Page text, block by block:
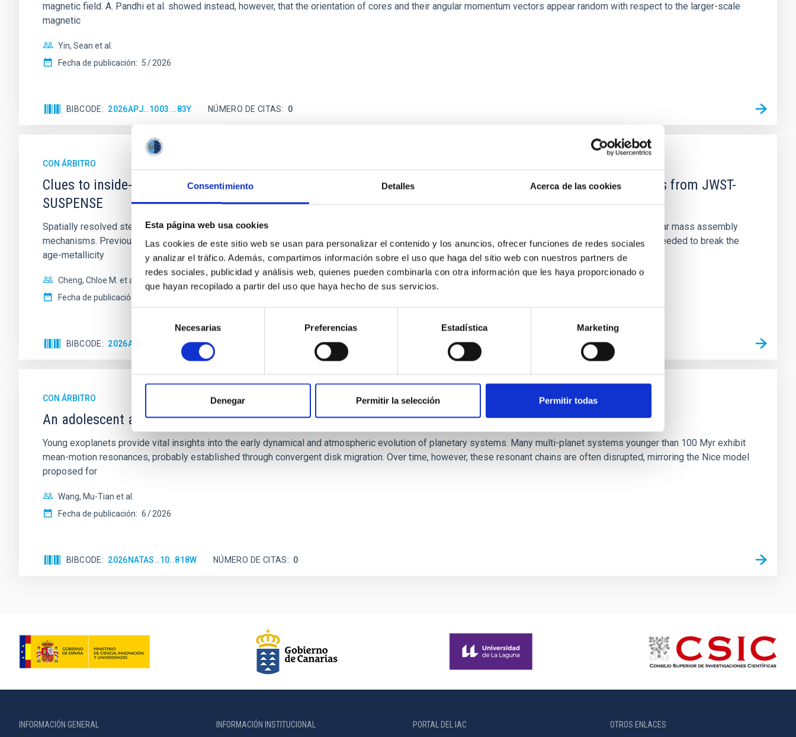
Consentimiento Detalles Acerca de las cookies
Esta página web usa cookies
Las cookies de este sitio web se usan para personalizar el contenido y los anuncios, ofrecer funciones de redes sociales
y analizar el tráfico. Además, compartimos información sobre el uso que haga del sitio web con nuestros partners de
redes sociales, publicidad y análisis web, quienes pueden combinarla con otra información que les haya proporcionado o
que hayan recopilado a partir del uso que haya hecho de sus servicios.
consentimiento
Necesarias Preferencias Estadística Marketing
Denegar Permitir la selección Permitir todas
magnetic field. A. Pandhi et al. showed instead, however, that the orientation of cores and their angular momentum vectors appear random with respect to the larger-scale
magnetic
Yin, Sean et al.
Fecha de publicación: 5 2026
BIBCODE 2026APJ..1003...83Y NÚMERO DE CITAS 0
CON ÁRBITRO
Clues to inside-out quenching in quiescent galaxies at 1.2 ≲ z ≲ 2.2: Age, Fe-, and Mg-abundance gradients from JWST-
SUSPENSE
Spatially resolved stellar populations of massive quiescent galaxies at cosmic noon provide powerful insights into star-formation quenching and stellar mass assembly
mechanisms. Previous photometric studies have revealed that the cores of these galaxies are redder than their outskirts. However, spectroscopy is needed to break the
age-metallicity
Cheng, Chloe M. et al.
Fecha de publicación:
BIBCODE 2026A&A...710A.158C NÚMERO DE CITAS
CON ÁRBITRO
An adolescent and near-resonant planetary system near the end of photoevaporation
Young exoplanets provide vital insights into the early dynamical and atmospheric evolution of planetary systems. Many multi-planet systems younger than 100 Myr exhibit
mean-motion resonances, probably established through convergent disk migration. Over time, however, these resonant chains are often disrupted, mirroring the Nice model
proposed for
Wang, Mu-Tian et al.
Fecha de publicación: 6 2026
BIBCODE 2026NATAS..10..818W NÚMERO DE CITAS 0
INFORMACIÓN GENERAL INFORMACIÓN INSTITUCIONAL PORTAL DEL IAC OTROS ENLACES